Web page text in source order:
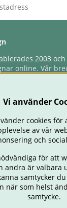
2003
online. Vår
& förlängd
BILSTOLAR
Vi använder
cookies
av vår
och
för att
andra är valbara
samtycker
när som helst
samtycke.